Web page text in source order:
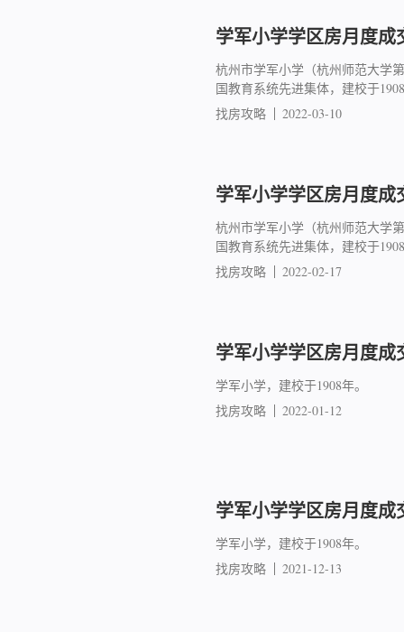
学军小学学区房月度成
杭州市学军小学（杭州师范大学
国教育系统先进集体，建校于
找房攻略
2022-03-10
学军小学学区房月度成
杭州市学军小学（杭州师范大学
国教育系统先进集体，建校于
找房攻略
2022-02-17
学军小学学区房月度成
学军小学，建校于1908年。
找房攻略
2022-01-12
学军小学学区房月度成
学军小学，建校于1908年。
找房攻略
2021-12-13